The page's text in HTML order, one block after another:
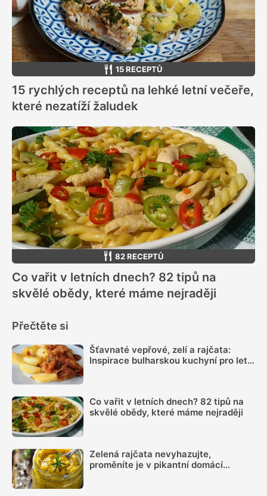
15 RECEPTŮ
15 rychlých receptů na lehké letní večeře,
které nezatíží žaludek
82 RECEPTŮ
Co vařit v letních dnech? 82 tipů na
skvělé obědy, které máme nejraději
Přečtěte si
Šťavnaté vepřové, zelí a rajčata:
Inspirace bulharskou kuchyní pro letní
Co vařit v letních dnech? 82 tipů na
skvělé obědy, které máme nejraději
Zelená rajčata nevyhazujte,
proměníte je v pikantní domácí